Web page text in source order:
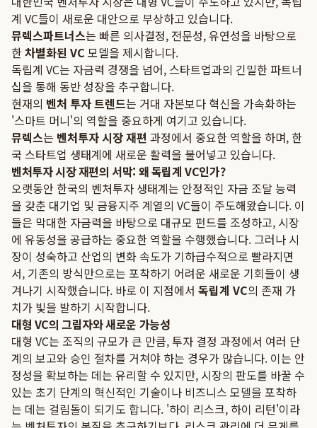
계 VC들이 새로운 대안으로 부상하고 있습니다.
뮤렉스파트너스는 빠른 의사결정, 전문성, 유연성을 바탕으로
한차별화된 VC 모델을 제시합니다.
독립계 VC는 자금력 경쟁을 넘어, 스타트업과의 긴밀한 파트너
십을 통해 동반 성장을 추구합니다.
현재의 벤처 투자 트렌드는 거대 자본보다 혁신을 가속화하는
'스마트 머니'의 역할을 중요하게 여기고 있습니다.
뮤렉스는 벤처투자 시장 재편 과정에서 중요한 역할을 하며, 한
국 스타트업 생태계에 새로운 활력을 불어넣고 있습니다.
벤처투자 시장 재편의 서막: 왜 독립계 VC인가?
오랫동안 한국의 벤처투자 생태계는 안정적인 자금 조달 능력
을 갖춘 대기업 및 금융지주 계열의 VC들이 주도해왔습니다. 이
들은 막대한 자금력을 바탕으로 대규모 펀드를 조성하고, 시장
에 유동성을 공급하는 중요한 역할을 수행했습니다. 그러나 시
장이 성숙하고 산업의 변화 속도가 기하급수적으로 빨라지면
서, 기존의 방식만으로는 포착하기 어려운 새로운 기회들이 생
겨나기 시작했습니다. 바로 이 지점에서 독립계 VC의 존재 가
치가 빛을 발하기 시작합니다.
대형 VC의 그림자와 새로운 가능성
대형 VC는 조직의 규모가 큰 만큼, 투자 결정 과정에서 여러 단
계의 보고와 승인 절차를 거쳐야 하는 경우가 많습니다. 이는 안
정성을 확보하는 데는 유리할 수 있지만, 시장의 판도를 바꿀 수
있는 초기 단계의 혁신적인 기술이나 비즈니스 모델을 포착하
는 데는 걸림돌이 되기도 합니다. '하이 리스크, 하이 리턴'이라